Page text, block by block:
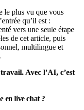
le plus vu que vous
qu’il est :
vers une seule étape
de cet article, puis
multilingue et
Avec l’AI, c’est
en live chat ?